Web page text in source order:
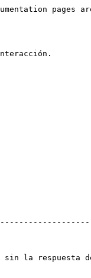
pages
la respuesta